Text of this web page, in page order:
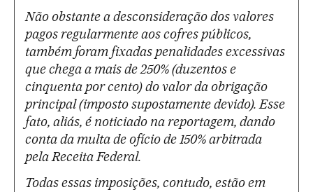
Não obstante a desconsideração dos valores
pagos regularmente aos cofres públicos,
também foram fixadas penalidades excessivas
que chega a mais de 250% (duzentos e
cinquenta por cento) do valor da obrigação
principal (imposto supostamente devido). Esse
fato, aliás, é noticiado na reportagem, dando
conta da multa de ofício de 150% arbitrada
pela Receita Federal.
Todas essas imposições, contudo, estão em